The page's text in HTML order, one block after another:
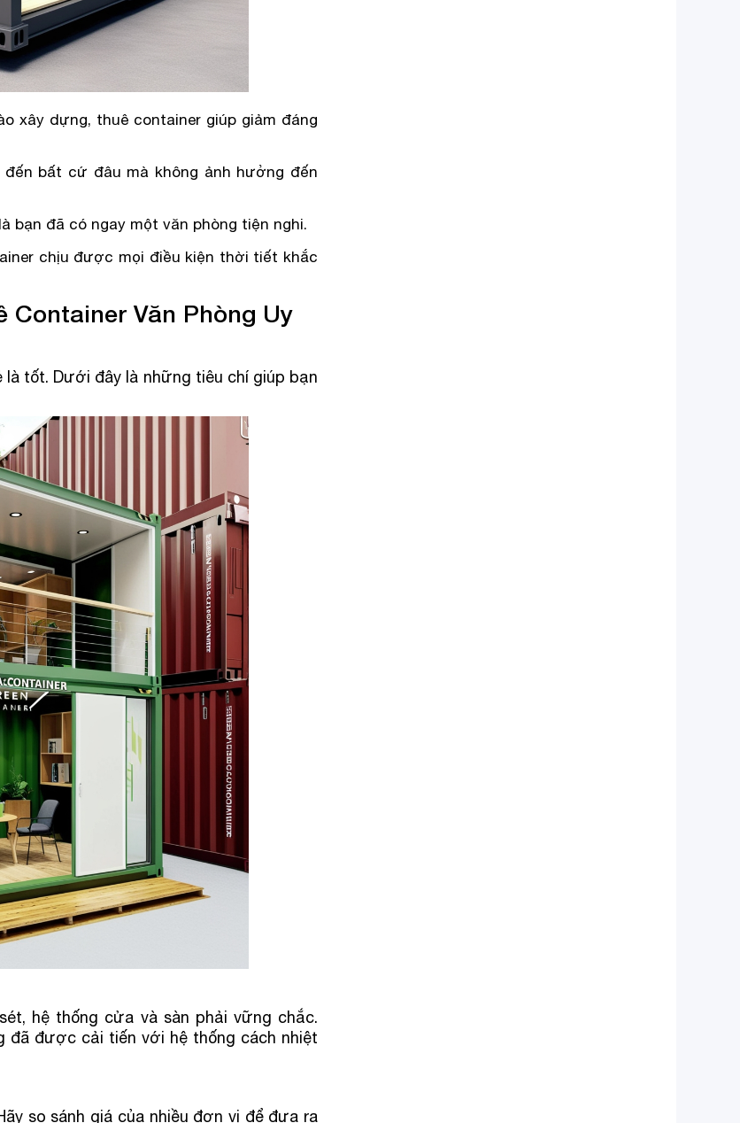
xây dựng, thuê container giúp giảm đáng
bất cứ đâu mà không ảnh hưởng đến
bạn đã có ngay một văn phòng tiện nghi.
chịu được mọi điều kiện thời tiết khắc
Container Văn Phòng Uy
là tốt. Dưới đây là những tiêu chí giúp bạn
hệ thống cửa và sàn phải vững chắc.
đã được cải tiến với hệ thống cách nhiệt
so sánh giá của nhiều đơn vị để đưa ra